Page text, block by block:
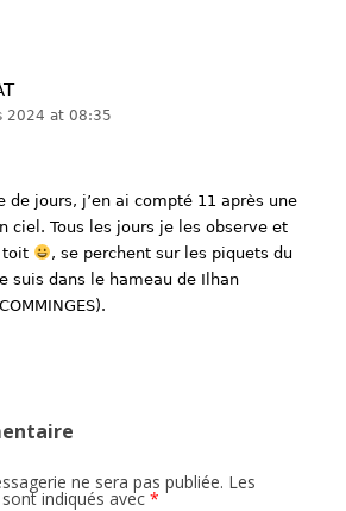
2024 at 08:35
de jours, j’en ai compté 11 après une
ciel. Tous les jours je les observe et
toit
, se perchent sur les piquets du
suis dans le hameau de Ilhan
ne sera pas publiée. Les
indiqués avec *